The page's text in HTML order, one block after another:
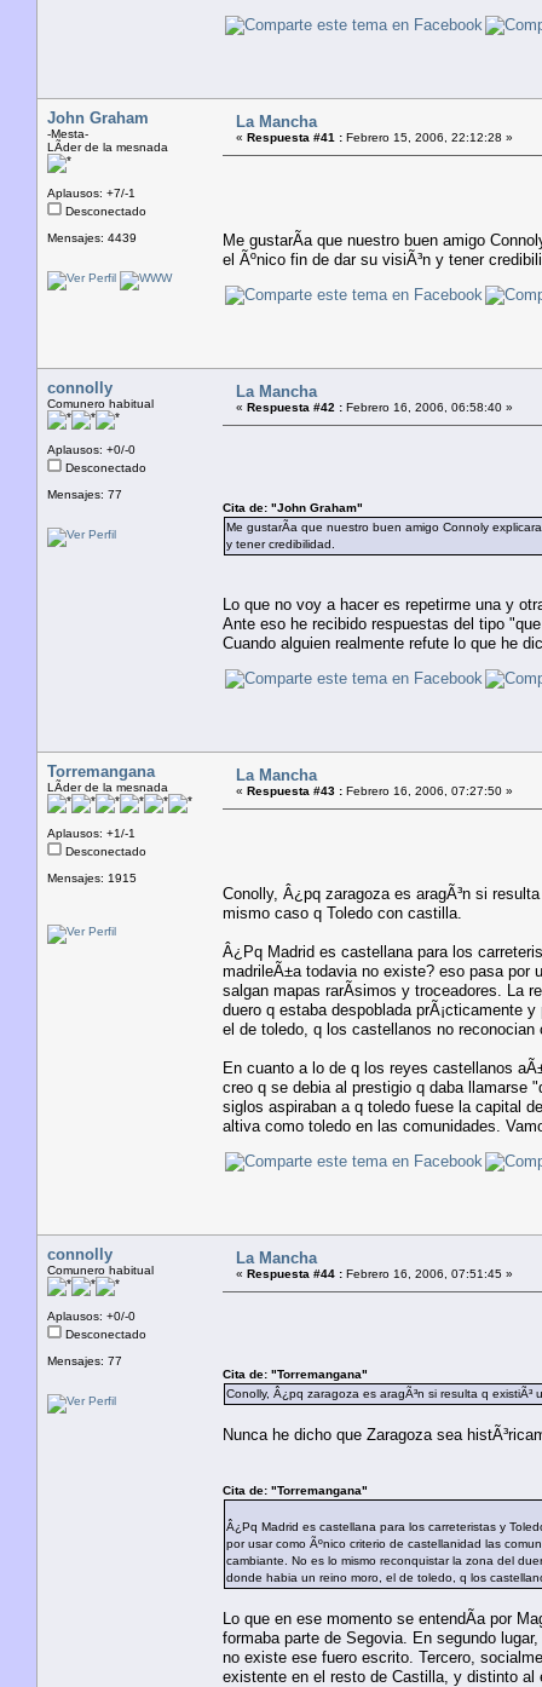
John Graham
-Mesta-
LÃ­der de la mesnada
Aplausos: +7/-1
Desconectado
Mensajes: 4439
La Mancha
« Respuesta #41 : Febrero 15, 2006, 22:12:28 »
Me gustarÃ­a que nuestro buen amigo
el Ãºnico fin de dar su visiÃ³n y tener
connolly
Comunero habitual
Aplausos: +0/-0
Desconectado
Mensajes: 77
La Mancha
« Respuesta #42 : Febrero 16, 2006, 06:58:40 »
Cita de: "John Graham"
Me gustarÃ­a que nuestro buen amigo Connoly
y tener credibilidad.
Lo que no voy a hacer es repetirme una y
Ante eso he recibido respuestas del tipo
Cuando alguien realmente refute lo que he
Torremangana
LÃ­der de la mesnada
Aplausos: +1/-1
Desconectado
Mensajes: 1915
La Mancha
« Respuesta #43 : Febrero 16, 2006, 07:27:50 »
Conolly, Â¿pq zaragoza es aragÃ³n si
mismo caso q Toledo con castilla.
Â¿Pq Madrid es castellana para los
madrileÃ±a todavia no existe? eso pasa por
salgan mapas rarÃ­simos y troceadores. La
duero q estaba despoblada prÃ¡cticamente
el de toledo, q los castellanos no
En cuanto a lo de q los reyes castellanos
creo q se debia al prestigio q daba llamarse
siglos aspiraban a q toledo fuese la capital
altiva como toledo en las comunidades.
connolly
Comunero habitual
Aplausos: +0/-0
Desconectado
Mensajes: 77
La Mancha
« Respuesta #44 : Febrero 16, 2006, 07:51:45 »
Cita de: "Torremangana"
Conolly, Â¿pq zaragoza es aragÃ³n si resulta q
Nunca he dicho que Zaragoza sea
Cita de: "Torremangana"
Â¿Pq Madrid es castellana para los carreteristas y
por usar como Ãºnico criterio de castellanidad las
cambiante. No es lo mismo reconquistar la zona del
donde habia un reino moro, el de toledo, q los
Lo que en ese momento se entendÃ­a por
formaba parte de Segovia. En segundo
no existe ese fuero escrito. Tercero,
existente en el resto de Castilla, y distinto al